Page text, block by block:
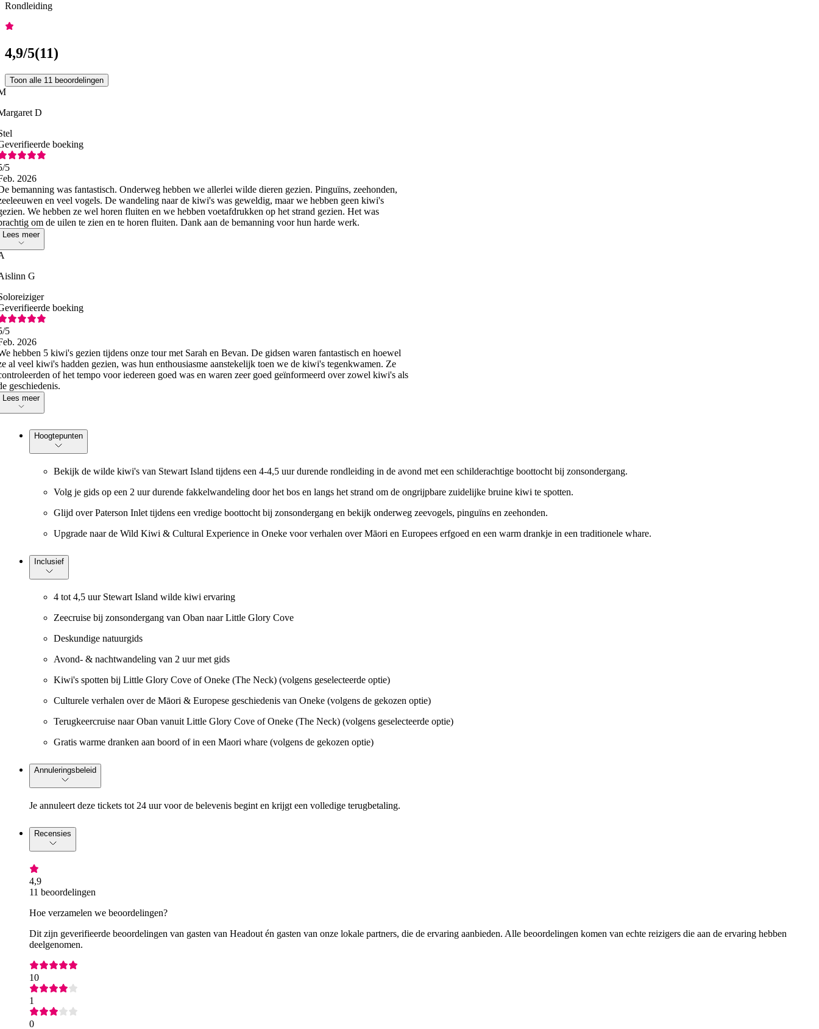
Rondleiding
4,9/5(11)
Toon alle 11 beoordelingen
D
boeking
/5
2026
bemanning was fantastisch. Onderweg hebben we allerlei wilde dieren gezien. Pinguïns, zeehonden,
en veel vogels. De wandeling naar de kiwi's was geweldig, maar we hebben geen kiwi's
We hebben ze wel horen fluiten en we hebben voetafdrukken op het strand gezien. Het was
om de uilen te zien en te horen fluiten. Dank aan de bemanning voor hun harde werk.
Lees meer
G
boeking
/5
2026
hebben 5 kiwi's gezien tijdens onze tour met Sarah en Bevan. De gidsen waren fantastisch en hoewel
al veel kiwi's hadden gezien, was hun enthousiasme aanstekelijk toen we de kiwi's tegenkwamen. Ze
of het tempo voor iedereen goed was en waren zeer goed geïnformeerd over zowel kiwi's als
geschiedenis.
Lees meer
Hoogtepunten
Bekijk de wilde kiwi's van Stewart Island tijdens een 4-4,5 uur durende rondleiding in de avond met een schilderachtige boottocht bij zonsondergang.
Volg je gids op een 2 uur durende fakkelwandeling door het bos en langs het strand om de ongrijpbare zuidelijke bruine kiwi te spotten.
Glijd over Paterson Inlet tijdens een vredige boottocht bij zonsondergang en bekijk onderweg zeevogels, pinguïns en zeehonden.
Upgrade naar de Wild Kiwi & Cultural Experience in Oneke voor verhalen over Māori en Europees erfgoed en een warm drankje in een traditionele whare.
Inclusief
4 tot 4,5 uur Stewart Island wilde kiwi ervaring
Zeecruise bij zonsondergang van Oban naar Little Glory Cove
Deskundige natuurgids
Avond- & nachtwandeling van 2 uur met gids
Kiwi's spotten bij Little Glory Cove of Oneke (The Neck) (volgens geselecteerde optie)
Culturele verhalen over de Māori & Europese geschiedenis van Oneke (volgens de gekozen optie)
Terugkeercruise naar Oban vanuit Little Glory Cove of Oneke (The Neck) (volgens geselecteerde optie)
Gratis warme dranken aan boord of in een Maori whare (volgens de gekozen optie)
Annuleringsbeleid
Je annuleert deze tickets tot 24 uur voor de belevenis begint en krijgt een volledige terugbetaling.
Recensies
4,9
11 beoordelingen
Hoe verzamelen we beoordelingen?
Dit zijn geverifieerde beoordelingen van gasten van Headout én gasten van onze lokale partners, die de ervaring aanbieden. Alle beoordelingen komen van echte reizigers die aan de ervaring hebben
deelgenomen.
10
1
0